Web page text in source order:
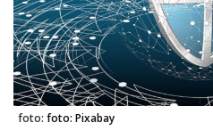
foto: foto: Pixabay